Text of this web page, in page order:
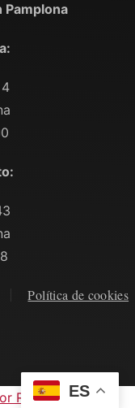
Pamplona
Política de cookies
ES
Real Cookie